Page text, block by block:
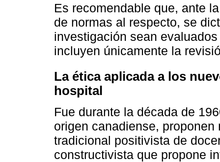
Es recomendable que, ante
de normas al respecto, se
investigación sean
incluyen únicamente la
La ética aplicada a los
hospital
Fue durante la década de
origen canadiense,
tradicional positivista de
constructivista que propone